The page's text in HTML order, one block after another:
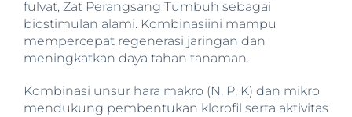
fulvat, Zat Perangsang Tumbuh sebagai
biostimulan alami. Kombinasiini mampu
mempercepat regenerasi jaringan dan
meningkatkan daya tahan tanaman.
Kombinasi unsur hara makro (N, P, K) dan mikro
mendukung pembentukan klorofil serta aktivitas